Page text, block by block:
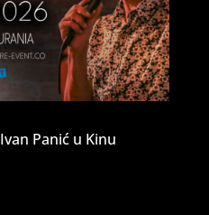
Ivan Panić u Kinu